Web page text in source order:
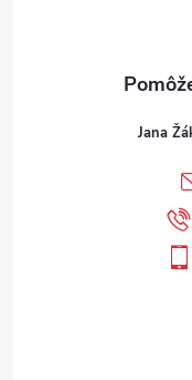
Jana